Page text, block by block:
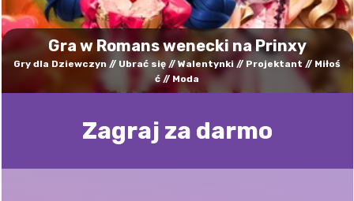
Gra w Romans wenecki na Prinxy
Gry dla Dziewczyn Ubrać się Walentynki Projektant
Miłoś
ć
Moda
Zagraj za darmo